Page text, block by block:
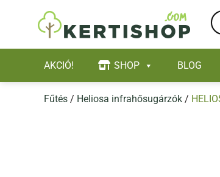
AKCIÓ! SHOP BLOG
Fűtés / Heliosa infrahősugárzók /